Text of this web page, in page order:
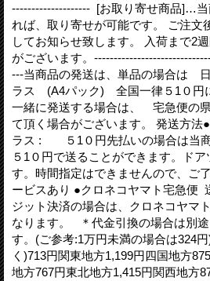
-------------------- [お取り寄せ商品]…当
れば、取り寄せが可能です。 ご注文
してお知らせ致します。 入荷まで2
がございます。
---当商品の発送は、単品の場合は
ラス (A4パック) 全国一律５1０円
一緒に発送する場合は、 宅急便の
て頂く場合がございます。 発送方法
ラス : ５1０円先払いの場合は当商
５1０円で送ることができます。ド
す。時間指定はできませんので、ご
ービスあり ●クロネコヤマト宅急
ジット決済の場合は、クロネコヤマ
なります。 ＊代金引換の場合は別
す。(ご参考:1万円未満の場合は324
く)713円関東地方1,199円四国地方
地方767円東北地方1,415円関西地方